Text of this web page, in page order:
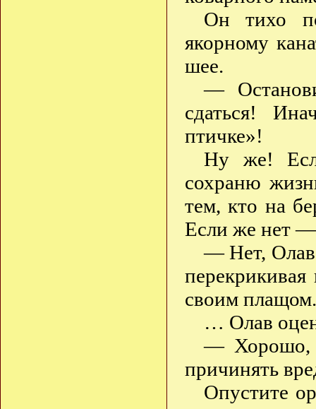
Он тихо
якорному
шее.
—
сдаться!
птичке»!
Ну же!
сохраню
тем, кто на
Если же нет —
— Нет,
своим плащом.
… Олав
— Хорошо,
причинять
Опустите